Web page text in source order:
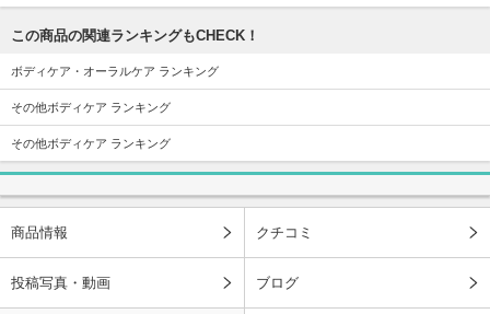
この商品の関連ランキングもCHECK！
ボディケア・オーラルケア ランキング
その他ボディケア ランキング
その他ボディケア ランキング
商品情報 クチコミ
投稿写真・動画 ブログ